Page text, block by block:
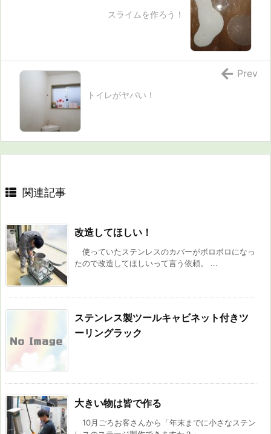
スライムを作ろう！
トイレがヤバい！
Prev
関連記事
改造してほしい！
使っていたステンレスのカバーがボロボロになっ
たので改造してほしいって言う依頼。 ...
ステンレス製ツールキャビネット付きツ
ーリングラック
大きい物は皆で作る
10月ごろお客さんから「年末までに小さなステン